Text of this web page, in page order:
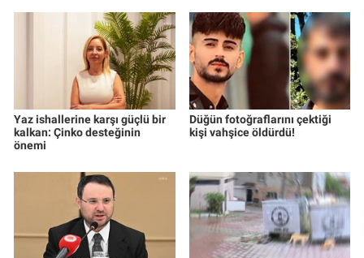
Yaz ishallerine karşı güçlü bir
kalkan: Çinko desteğinin
önemi
Düğün fotoğraflarını çektiği
kişi vahşice öldürdü!